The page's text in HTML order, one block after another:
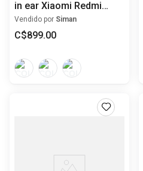
in ear Xiaomi Redmi
buds 6 play
Vendido por Siman
C$899.00